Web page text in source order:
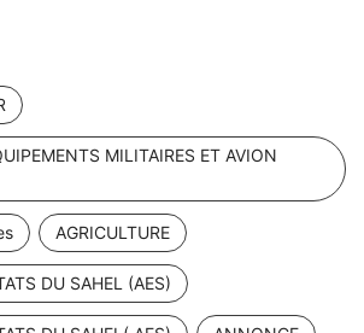
MILITAIRES ET AVION
AGRICULTURE
DU SAHEL (AES)